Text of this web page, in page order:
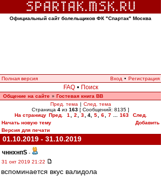
Официальный сайт болельщиков ФК "Спартак" Москва
Полная версия Вход • Регистрация
FAQ • Поиск
Общение на сайте » Гостевая книга ВВ
Пред. тема | След. тема
Страница 4 из 163 [ Сообщений: 8135 ]
На страницу Пред. 1 2 3 4, 5 6 7 163
След.
Начать новую тему
Добавить
Версия для печати
01.10.2019 - 31.10.2019
чннхнпS -
31 окт 2019 21:22
вспоминается вкус валидола